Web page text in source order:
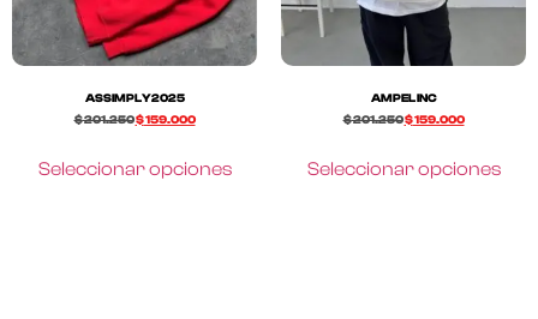
ASSIMPLY2025
$201.250$159.000
Seleccionar opciones
AMPEL INC
$201.250$159.000
Seleccionar opciones